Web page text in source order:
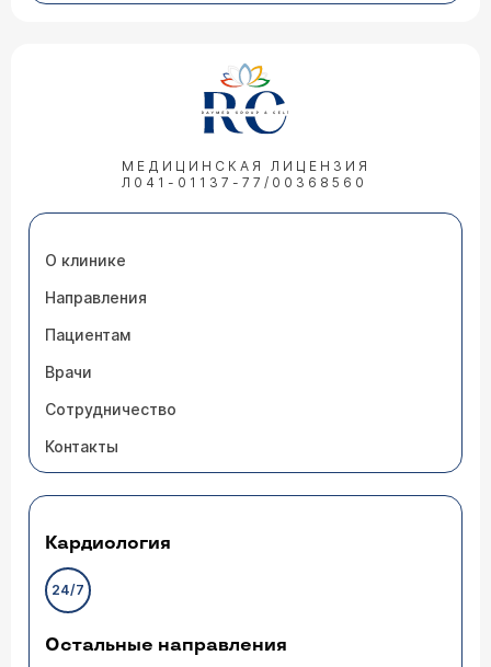
МЕДИЦИНСКАЯ ЛИЦЕНЗИЯ
Л041-01137-77/00368560
О клинике
Направления
Пациентам
Врачи
Сотрудничество
Контакты
Кардиология
24/7
Остальные направления